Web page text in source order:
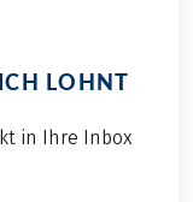
LOHNT
in Ihre Inbox